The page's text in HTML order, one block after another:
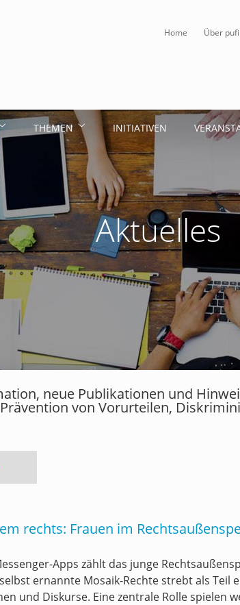
Über pufii
Home
THEMEN INITIATIVEN
Aktuelles
neue Publikationen und
von Vorurteilen,
rechts: Frauen im
Apps zählt das junge
ernannte Mosaik-Rechte strebt als
und Diskurse. Eine zentrale Rolle spielen